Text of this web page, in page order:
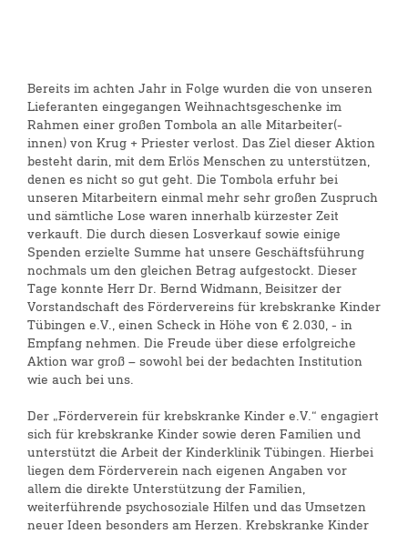
Bereits im achten Jahr in Folge wurden die von unseren
Lieferanten eingegangen Weihnachtsgeschenke im
Rahmen einer großen Tombola an alle Mitarbeiter(-
innen) von Krug + Priester verlost. Das Ziel dieser Aktion
besteht darin, mit dem Erlös Menschen zu unterstützen,
denen es nicht so gut geht. Die Tombola erfuhr bei
unseren Mitarbeitern einmal mehr sehr großen Zuspruch
und sämtliche Lose waren innerhalb kürzester Zeit
verkauft. Die durch diesen Losverkauf sowie einige
Spenden erzielte Summe hat unsere Geschäftsführung
nochmals um den gleichen Betrag aufgestockt. Dieser
Tage konnte Herr Dr. Bernd Widmann, Beisitzer der
Vorstandschaft des Fördervereins für krebskranke Kinder
Tübingen e.V., einen Scheck in Höhe von € 2.030, - in
Empfang nehmen. Die Freude über diese erfolgreiche
Aktion war groß – sowohl bei der bedachten Institution
wie auch bei uns.
Der „Förderverein für krebskranke Kinder e.V.“ engagiert
sich für krebskranke Kinder sowie deren Familien und
unterstützt die Arbeit der Kinderklinik Tübingen. Hierbei
liegen dem Förderverein nach eigenen Angaben vor
allem die direkte Unterstützung der Familien,
weiterführende psychosoziale Hilfen und das Umsetzen
neuer Ideen besonders am Herzen. Krebskranke Kinder